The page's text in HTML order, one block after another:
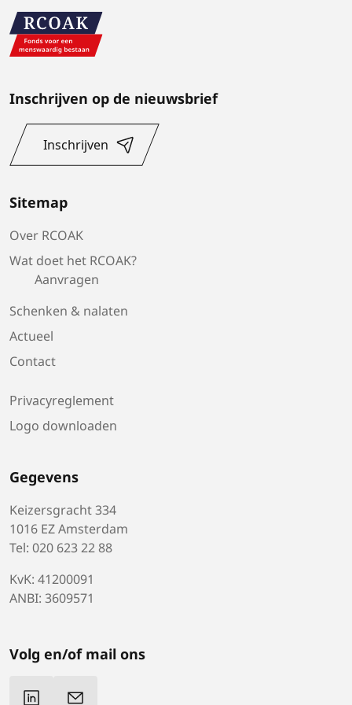
Inschrijven op de nieuwsbrief
Inschrijven
Sitemap
Over RCOAK
Wat doet het RCOAK?
Aanvragen
Schenken & nalaten
Actueel
Contact
Privacyreglement
Logo downloaden
Gegevens
Keizersgracht 334
1016 EZ Amsterdam
Tel: 020 623 22 88
KvK: 41200091
ANBI: 3609571
Volg en/of mail ons